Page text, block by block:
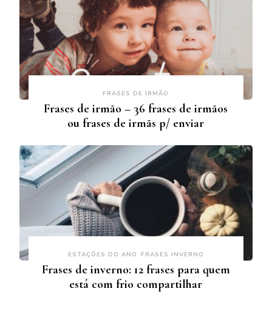
FRASES DE IRMÃO
Frases de irmão – 36 frases de irmãos
ou frases de irmãs p/ enviar
ESTAÇÕES DO ANO FRASES INVERNO
Frases de inverno: 12 frases para quem
está com frio compartilhar